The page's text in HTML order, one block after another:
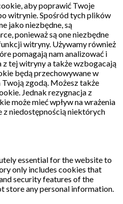
aby poprawić Twoje
witrynie.Spośród tych plików
jako niezbędne, są
ponieważ są one niezbędne
witryny. Używamy również
pomagają nam analizować i
tej witryny a także wzbogacają
będą przechowywane w
zgodą. Możesz także
Jednak rezygnacja z
może mieć wpływ na wrażenia
z niedostępnością niektórych
essential for the website to
only includes cookies that
security features of the
store any personal information.